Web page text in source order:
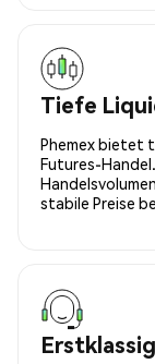
Tiefe
Phemex bietet
Futures-
stabile Preise